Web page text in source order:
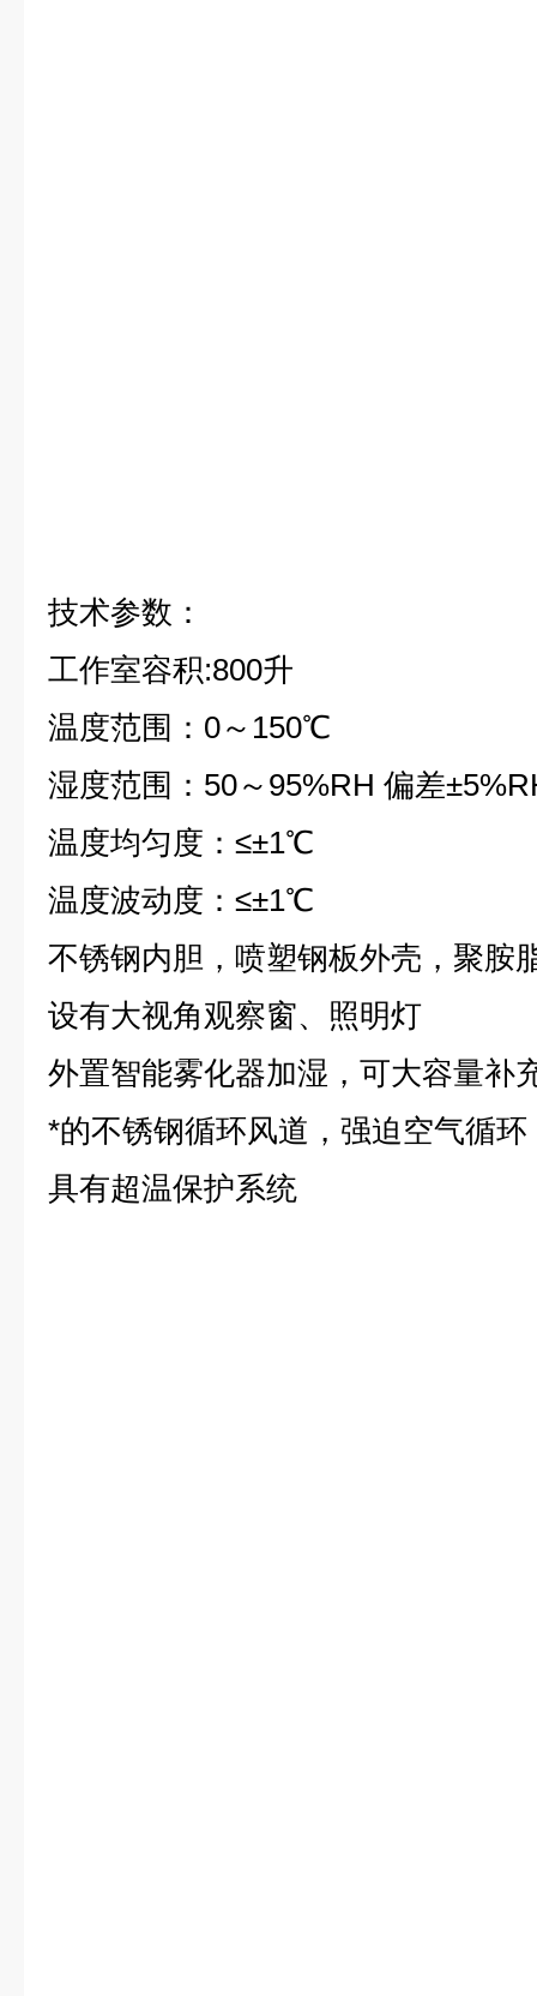
技术参数：
工作室容积:800升
温度范围：0～150℃
湿度范围：50～95%RH 偏差
温度均匀度：≤±1℃
温度波动度：≤±1℃
不锈钢内胆，喷塑钢板外壳，聚胺
设有大视角观察窗、照明灯
外置智能雾化器加湿，可大容量补
*的不锈钢循环风道，强迫空气循
具有超温保护系统